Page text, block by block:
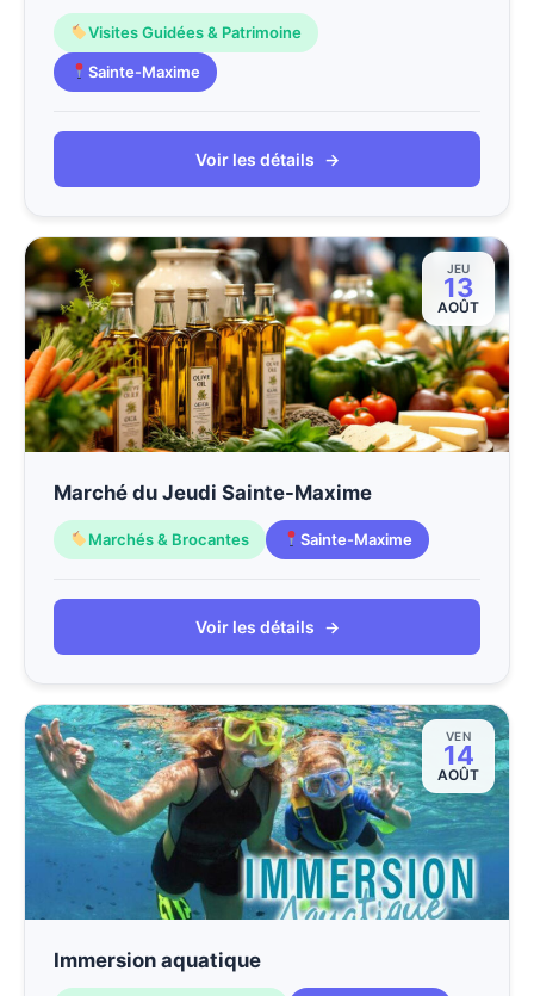
Visites Guidées & Patrimoine
Sainte-Maxime
Voir les détails →
JEU
13
AOÛT
Marché du Jeudi Sainte-Maxime
Marchés & Brocantes Sainte-Maxime
Voir les détails →
VEN
14
AOÛT
Immersion aquatique